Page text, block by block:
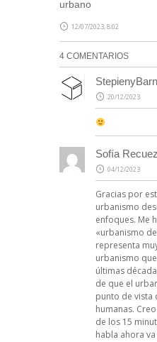
urbano
12/07/2023, 8:02
4 COMENTARIOS
20/12/2023
Sofía
04/12/2023
Gracias por
urbanismo
enfoques. Me
«urbanismo
representa
urbanismo
últimas
de que el
punto de vista
humanas.
de los 15
habla ahora